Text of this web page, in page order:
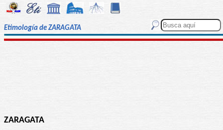
Etimología de ZARAGATA
ZARAGATA